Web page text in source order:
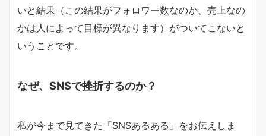
いと結果（ この結果がフォロワー数なのか、 売上なの
かは人によって目標が異なります） がついてこないと
いうことです。
なぜ、SNSで挫折するのか？
私が今まで見てきた「SNSあるある」をお伝えしま